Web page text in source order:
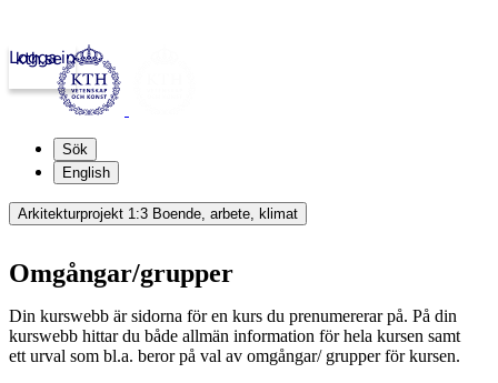
kth.se
Logga in
Sök
English
Arkitekturprojekt 1:3 Boende, arbete, klimat
Omgångar/grupper
Din kurswebb är sidorna för en kurs du prenumererar på. På din
kurswebb hittar du både allmän information för hela kursen samt
ett urval som bl.a. beror på val av omgångar/ grupper för kursen.